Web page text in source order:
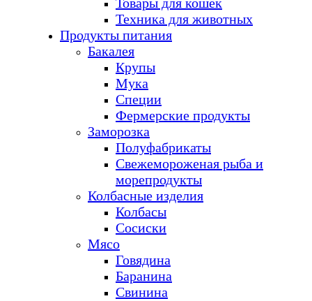
Техника для животных
Продукты питания
Бакалея
Крупы
Мука
Специи
Фермерские продукты
Заморозка
Полуфабрикаты
Свежемороженая рыба и
морепродукты
Колбасные изделия
Колбасы
Сосиски
Мясо
Говядина
Баранина
Свинина